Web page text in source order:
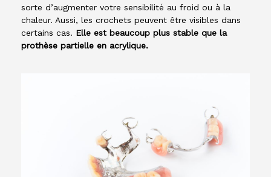
sorte d’augmenter votre sensibilité au froid ou à la
chaleur. Aussi, les crochets peuvent être visibles dans
certains cas. Elle est beaucoup plus stable que la
prothèse partielle en acrylique.